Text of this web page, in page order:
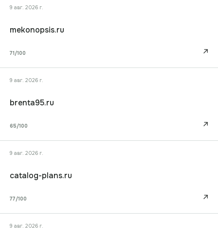
9 авг. 2026 г.
mekonopsis.ru
71 /100 ↗
9 авг. 2026 г.
brenta95.ru
65/100 ↗
9 авг. 2026 г.
catalog-plans.ru
77/100 ↗
9 авг. 2026 г.